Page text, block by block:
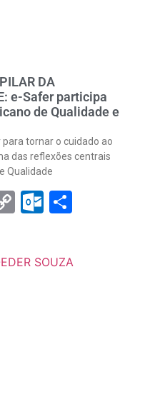
DA
e-Safer participa
de Qualidade e
tornar o cuidado ao
das reflexões centrais
Qualidade
Copy